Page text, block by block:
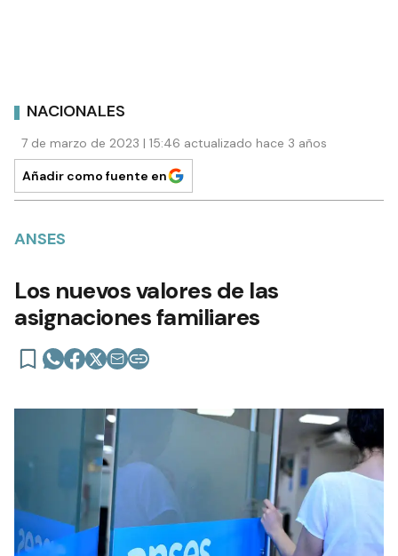
NACIONALES
7 de marzo de 2023 | 15:46 actualizado hace 3 años
Añadir como fuente en
ANSES
Los nuevos valores de las
asignaciones familiares